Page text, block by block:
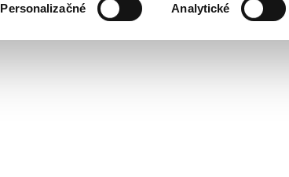
Personalizačné Analytické